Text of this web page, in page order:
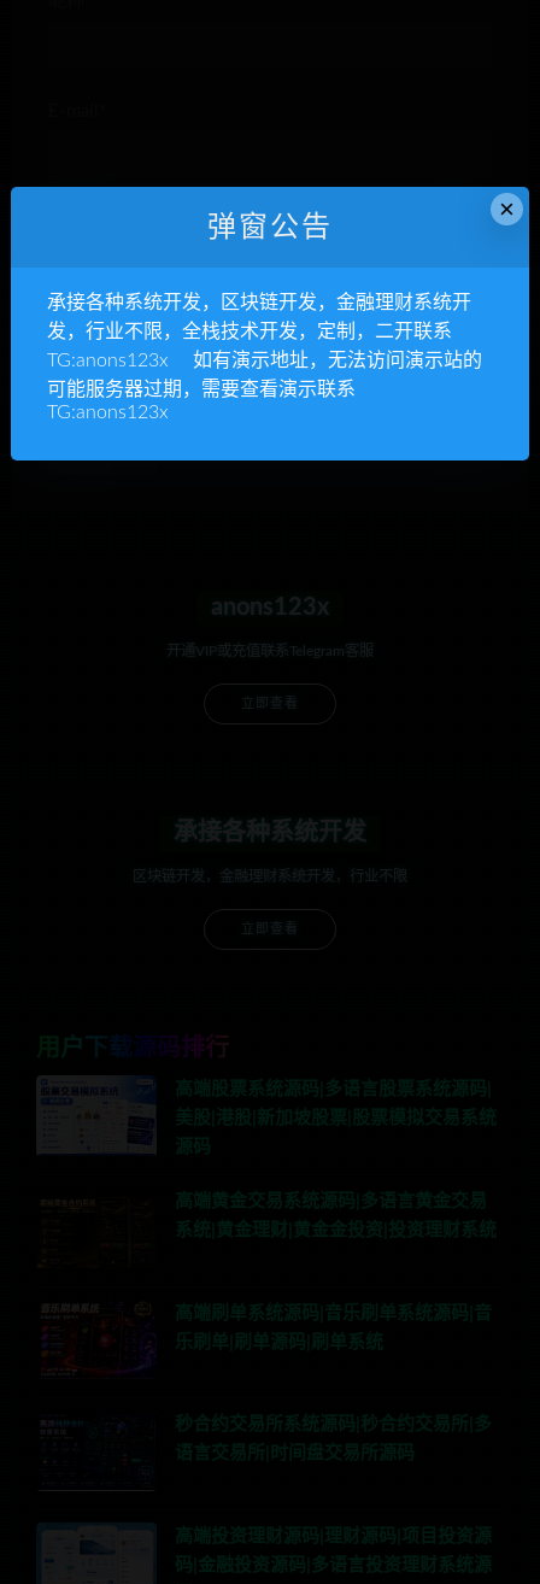
下次发表评论时，请在此浏览器中保存我的姓名、电子
邮件和网站
anons123x
开通VIP或充值联系Telegram客服
承接各种系统开发
区块链开发，金融理财系统开发，行业不限
用户下载源码排行
高端股票系统源码|多语言股票系统源码|
美股|港股|新加坡股票|股票模拟交易系统
源码
高端黄金交易系统源码|多语言黄金交易
系统|黄金理财|黄金金投资|投资理财系统
高端刷单系统源码|音乐刷单系统源码|音
乐刷单|刷单源码|刷单系统
秒合约交易所系统源码|秒合约交易所|多
语言交易所|时间盘交易所源码
高端投资理财源码|理财源码|项目投资源
码|金融投资源码|多语言投资理财系统源
×
弹窗公告
承接各种系统开发，区块链开发，金融理财系统开
发，行业不限，全栈技术开发，定制，二开联系
TG:anons123x 如有演示地址，无法访问演示站的
可能服务器过期，需要查看演示联系
TG:anons123x